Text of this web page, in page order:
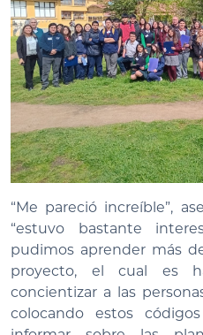
“Me pareció increíble”,
“estuvo bastante
pudimos aprender más
proyecto, el cual es
concientizar a las
colocando estos